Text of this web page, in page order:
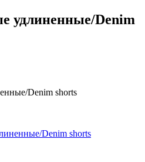
удлиненные/Denim
Denim shorts
Denim shorts